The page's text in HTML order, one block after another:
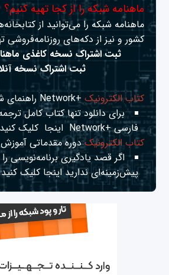
ماهنامه شبکه را از کجا تهیه کنیم؟
ماهنامه شبکه را می‌توانید از
کشور و نیز از دکه‌های روزنامه‌فروشی
ثبت اشتراک نسخه کاغذی
ثبت اشتراک نسخه
کتاب الکترونیک+Network راهنمای شبکه‌ها
برای دانلود تنها کتاب کامل
فارسی +Network
اینجا کلیک
کتاب الکترونیکدوره مقدماتی آموزش
اگر قصد یادگیری برنامه‌نویسی
پیش‌زمینه‌ای نداریداینجا کلیک